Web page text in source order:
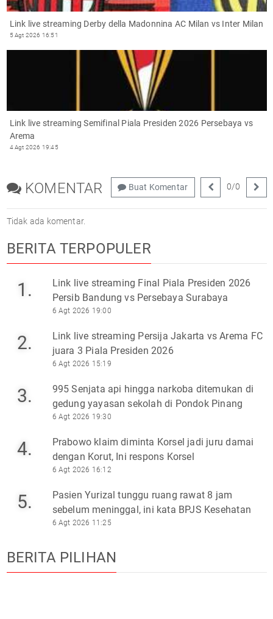
Link live streaming Derby della Madonnina AC Milan vs Inter Milan
5 Agt 2026 16:51
Link live streaming Semifinal Piala Presiden 2026 Persebaya vs
Arema
4 Agt 2026 19:45
KOMENTAR Buat Komentar 0/0
Tidak ada komentar.
BERITA TERPOPULER
1.
Link live streaming Final Piala Presiden 2026
Persib Bandung vs Persebaya Surabaya
6 Agt 2026 19:00
2.
Link live streaming Persija Jakarta vs Arema FC
juara 3 Piala Presiden 2026
6 Agt 2026 15:19
3.
995 Senjata api hingga narkoba ditemukan di
gedung yayasan sekolah di Pondok Pinang
6 Agt 2026 19:30
4.
Prabowo klaim diminta Korsel jadi juru damai
dengan Korut, Ini respons Korsel
6 Agt 2026 16:12
5.
Pasien Yurizal tunggu ruang rawat 8 jam
sebelum meninggal, ini kata BPJS Kesehatan
6 Agt 2026 11:25
BERITA PILIHAN